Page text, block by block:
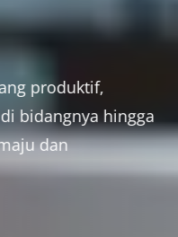
produktif,
bidangnya hingga
dan